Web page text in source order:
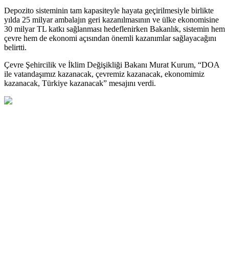
Depozito sisteminin tam kapasiteyle hayata geçirilmesiyle birlikte
yılda 25 milyar ambalajın geri kazanılmasının ve ülke ekonomisine
30 milyar TL katkı sağlanması hedeflenirken Bakanlık, sistemin hem
çevre hem de ekonomi açısından önemli kazanımlar sağlayacağını
belirtti.
Çevre Şehircilik ve İklim Değişikliği Bakanı Murat Kurum, “DOA
ile vatandaşımız kazanacak, çevremiz kazanacak, ekonomimiz
kazanacak, Türkiye kazanacak” mesajını verdi.